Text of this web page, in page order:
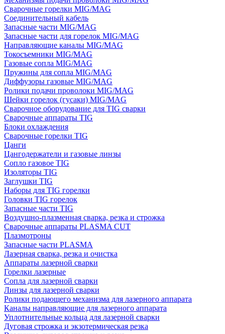
Сварочные горелки MIG/MAG
Соединительный кабель
Запасные части MIG/MAG
Запасные части для горелок MIG/MAG
Направляющие каналы MIG/MAG
Токосъемники MIG/MAG
Газовые сопла MIG/MAG
Пружины для сопла MIG/MAG
Диффузоры газовые MIG/MAG
Ролики подачи проволоки MIG/MAG
Шейки горелок (гусаки) MIG/MAG
Сварочное оборудование для TIG сварки
Сварочные аппараты TIG
Блоки охлаждения
Сварочные горелки TIG
Цанги
Цангодержатели и газовые линзы
Сопло газовое TIG
Изоляторы TIG
Заглушки TIG
Наборы для TIG горелки
Головки TIG горелок
Запасные части TIG
Воздушно-плазменная сварка, резка и строжка
Сварочные аппараты PLASMA CUT
Плазмотроны
Запасные части PLASMA
Лазерная сварка, резка и очистка
Аппараты лазерной сварки
Горелки лазерные
Сопла для лазерной сварки
Линзы для лазерной сварки
Ролики подающего механизма для лазерного аппарата
Каналы направляющие для лазерного аппарата
Уплотнительные кольца для лазерной сварки
Дуговая строжка и экзотермическая резка